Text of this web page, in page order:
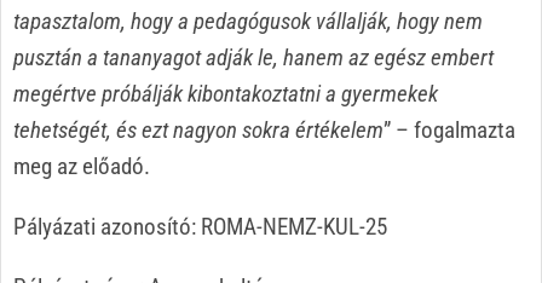
tapasztalom, hogy a pedagógusok vállalják, hogy nem
pusztán a tananyagot adják le, hanem az egész embert
megértve próbálják kibontakoztatni a gyermekek
tehetségét, és ezt nagyon sokra értékelem” – fogalmazta
meg az előadó.
Pályázati azonosító: ROMA-NEMZ-KUL-25